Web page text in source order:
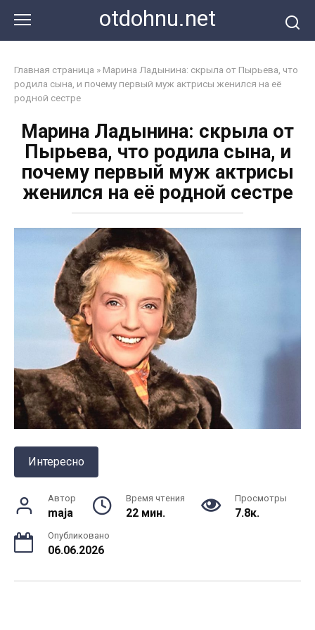
контенту
otdohnu.net
Главная страница » Марина Ладынина: скрыла от Пырьева, что
родила сына, и почему первый муж актрисы женился на её
родной сестре
Марина Ладынина: скрыла от
Пырьева, что родила сына, и
почему первый муж актрисы
женился на её родной сестре
Интересно
Автор
maja
Время чтения
22 мин.
Просмотры
7.8к.
Опубликовано
06.06.2026